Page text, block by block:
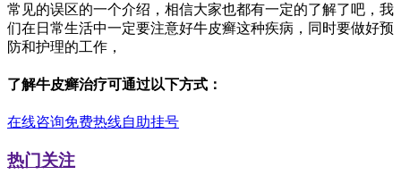
常见的误区的一个介绍，相信大家也都有一定的了解了吧，我
们在日常生活中一定要注意好牛皮癣这种疾病，同时要做好预
防和护理的工作，
了解牛皮癣治疗可通过以下方式：
在线咨询免费热线自助挂号
热门关注